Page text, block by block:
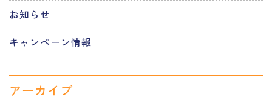
お知らせ
キャンペーン情報
アーカイブ